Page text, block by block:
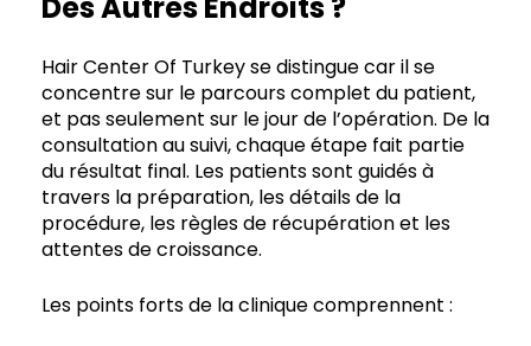
Des Autres Endroits ?
Hair Center Of Turkey se distingue car il se
concentre sur le parcours complet du patient,
et pas seulement sur le jour de l’opération. De la
consultation au suivi, chaque étape fait partie
du résultat final. Les patients sont guidés à
travers la préparation, les détails de la
procédure, les règles de récupération et les
attentes de croissance.
Les points forts de la clinique comprennent :